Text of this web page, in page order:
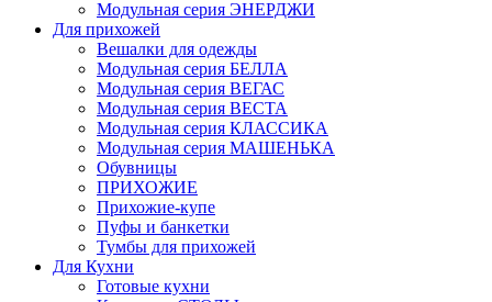
Модульная серия ЭНЕРДЖИ
Для прихожей
Вешалки для одежды
Модульная серия БЕЛЛА
Модульная серия ВЕГАС
Модульная серия ВЕСТА
Модульная серия КЛАССИКА
Модульная серия МАШЕНЬКА
Обувницы
ПРИХОЖИЕ
Прихожие-купе
Пуфы и банкетки
Тумбы для прихожей
Для Кухни
Готовые кухни